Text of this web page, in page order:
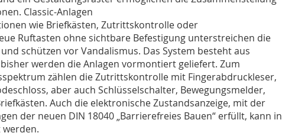
Classic-Anlagen
wie Briefkästen, Zutrittskontrolle oder
Ruftasten ohne sichtbare Befestigung unterstreichen die
schützen vor Vandalismus. Das System besteht aus
werden die Anlagen vormontiert geliefert. Zum
zählen die Zutrittskontrolle mit Fingerabdruckleser,
aber auch Schlüsselschalter, Bewegungsmelder,
Auch die elektronische Zustandsanzeige, mit der
der neuen DIN 18040 „Barrierefreies Bauen“ erfüllt, kann in